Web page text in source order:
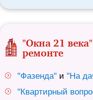
"Окна 21
ремонте
"Фазенда" и "На
"Квартирный